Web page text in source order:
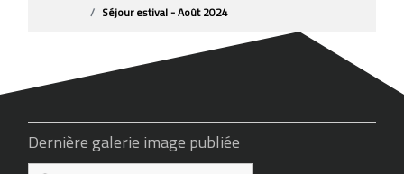
Séjour estival - Août 2024
Dernière galerie image publiée